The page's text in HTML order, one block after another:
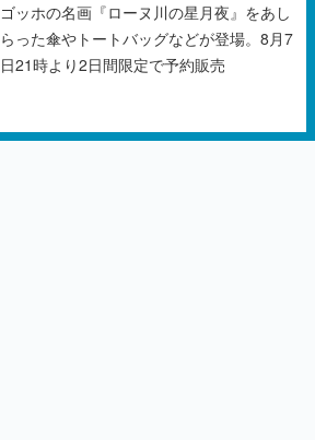
ゴッホの名画『ローヌ川の星月夜』をあし
らった傘やトートバッグなどが登場。8月7
日21時より2日間限定で予約販売